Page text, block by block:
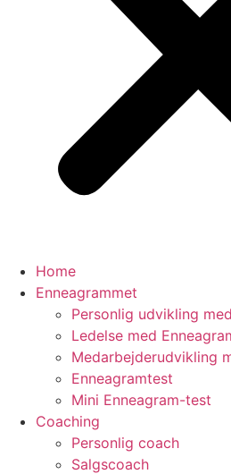
Home
Enneagrammet
Personlig udvikling
Ledelse med
Medarbejderudvikling
Enneagramtest
Mini Enneagram-test
Coaching
Personlig coach
Salgscoach